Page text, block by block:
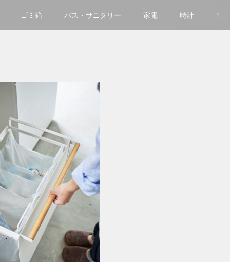
ゴミ箱 バス・サニタリー 家電 時計 玄